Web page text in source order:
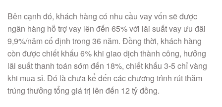
Bên cạnh đó, khách hàng có nhu cầu vay vốn sẽ được
ngân hàng hỗ trợ vay lên đến 65% với lãi suất vay ưu đãi
9,9%/năm cố định trong 36 năm. Đồng thời, khách hàng
còn được chiết khấu 6% khi giao dịch thành công, hưởng
lãi suất thanh toán sớm đến 18%, chiết khấu 3-5 chỉ vàng
khi mua sỉ. Đó là chưa kể đến các chương trình rút thăm
trúng thưởng tổng giá trị lên đến 12 tỷ đồng.